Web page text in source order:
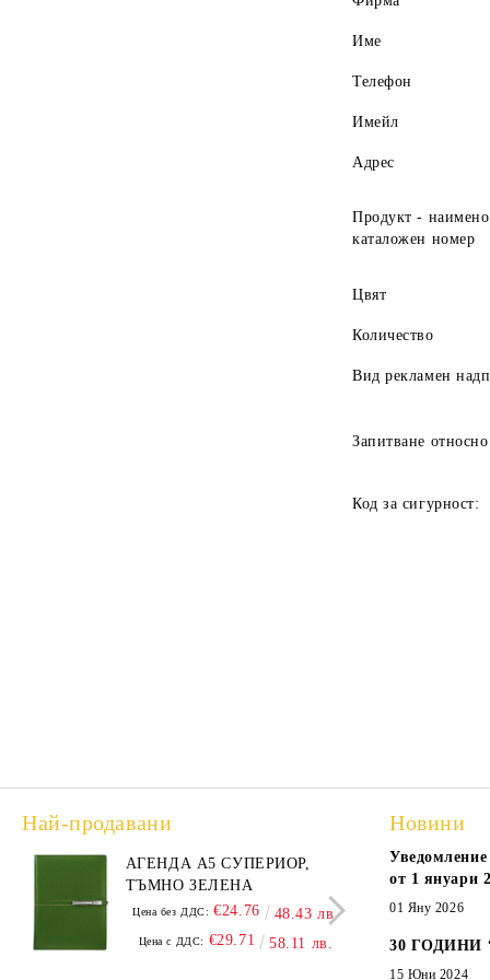
Име
Телефон
Имейл
Адрес
Продукт -
каталожен номер
Цвят
Количество
Вид рекламен
Запитване относно
Код за сигурност:
Най-продавани
АГЕНДА А5 СУПЕРИОР,
ТЪМНО ЗЕЛЕНА
Цена без ДДС: €24.76 48.43 лв.
Цена с ДДС: €29.71 58.11 лв.
А5,
Цена
Новини
Уведомление
от 1 януари
01 Яну 2026
30 ГОДИНИ
15 Юни 2024